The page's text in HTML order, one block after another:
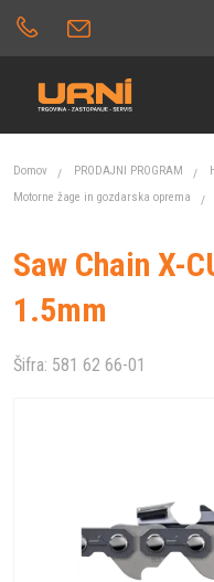
Domov PRODAJNI PROGRAM
Motorne žage in gozdarska oprema
Saw Chain X-
1.5mm
Šifra: 581 62 66-01